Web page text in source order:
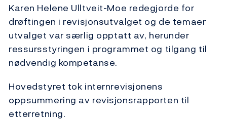
Karen Helene Ulltveit-Moe redegjorde for
drøftingen i revisjonsutvalget og de temaer
utvalget var særlig opptatt av, herunder
ressursstyringen i programmet og tilgang til
nødvendig kompetanse.
Hovedstyret tok internrevisjonens
oppsummering av revisjonsrapporten til
etterretning.